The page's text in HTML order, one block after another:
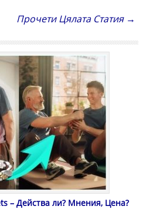
Прочети Цялата Статия →
– Действа ли? Мнения, Цена?